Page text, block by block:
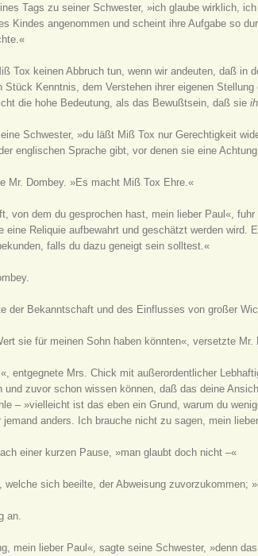
Tags zu seiner Schwester, »ich glaube wirklich,
Kindes angenommen und scheint ihre Aufgabe so
Tox keinen Abbruch tun, wenn wir andeuten, daß
Stück Kenntnis, dem Verstehen ihrer eigenen
die hohe Bedeutung, als das Bewußtsein, daß sie
Schwester, »du läßt Miß Tox nur Gerechtigkeit
englischen Sprache gibt, vor denen sie eine
Mr. Dombey. »Es macht Miß Tox Ehre.«
von dem du gesprochen hast, mein lieber Paul«,
eine Reliquie aufbewahrt und geschätzt werden
falls du dazu geneigt sein solltest.«
der Bekanntschaft und des Einflusses von großer
sie für meinen Sohn haben könnten«, versetzte Mr.
entgegnete Mrs. Chick mit außerordentlicher
und zuvor schon wissen können, daß das deine
– »vielleicht ist das eben ein Grund, warum du
anders. Ich brauche nicht zu sagen, mein
einer kurzen Pause, »man glaubt doch nicht –«
sich beeilte, der Abweisung zuvorzukommen;
an.
mein lieber Paul«, sagte seine Schwester, »denn